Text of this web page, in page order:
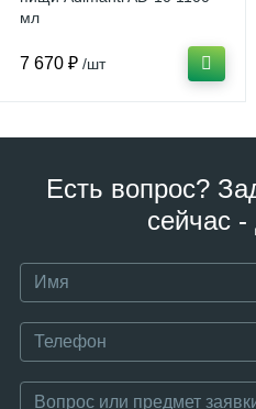
мл
7 670 ₽ /шт
Есть вопрос?
сейчас